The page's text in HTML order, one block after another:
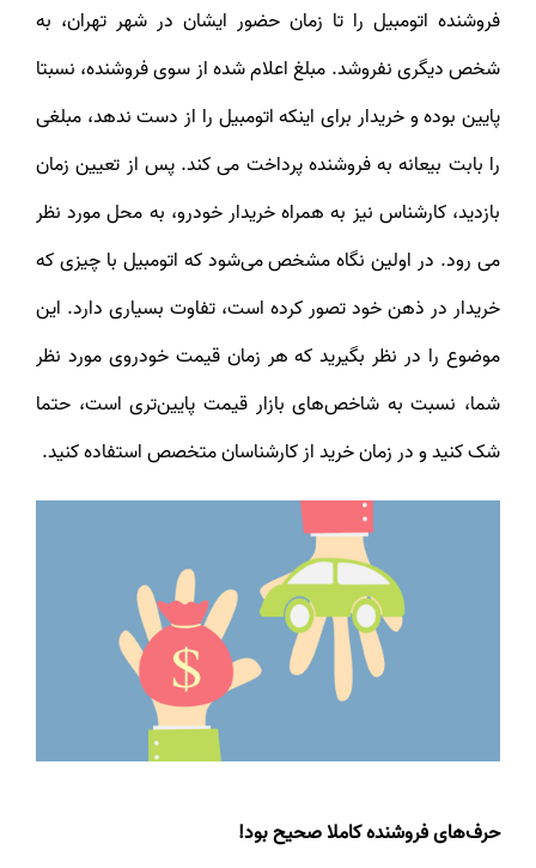
فروشنده اتومبیل را تا زمان حضور ایشان در شهر تهران، به
شخص دیگری نفروشد. مبلغ اعلام شده از سوی فروشنده، نسبتا
پایین بوده و خریدار برای اینکه اتومبیل را از دست ندهد، مبلغی
را بابت بیعانه به فروشنده پرداخت می کند. پس از تعیین زمان
بازدید، کارشناس نیز به همراه خریدار خودرو، به محل مورد نظر
می رود. در اولین نگاه مشخص می‌شود که اتومبیل با چیزی که
خریدار در ذهن خود تصور کرده است، تفاوت بسیاری دارد. این
موضوع را در نظر بگیرید که هر زمان قیمت خودروی مورد نظر
شما، نسبت به شاخص‌های بازار قیمت پایین‌تری است، حتما
شک کنید و در زمان خرید از کارشناسان متخصص استفاده کنید.
حرف‌های فروشنده کاملا صحیح بود!